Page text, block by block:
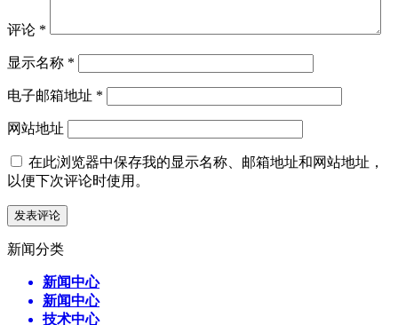
评论 *
显示名称 *
电子邮箱地址 *
网站地址
在此浏览器中保存我的显示名称、邮箱地址和网站地址，
以便下次评论时使用。
新闻分类
新闻中心
新闻中心
技术中心